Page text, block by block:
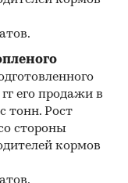
(World Bank).
for
Centre.
его продажи в
тонн. Рост
стороны
кормов